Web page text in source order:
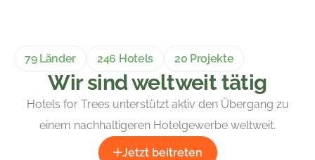
79 Länder 246 Hotels 20 Projekte
Wir sind weltweit tätig
Hotels for Trees unterstützt aktiv den Übergang zu
einem nachhaltigeren Hotelgewerbe weltweit.
Jetzt beitreten